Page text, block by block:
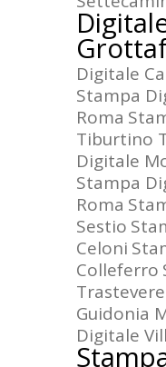
Digitale
Stampa
Roma
Tiburtino
Digitale
Stampa
Roma
Sestio
Celoni
Colleferro
Trastevere
Guidonia
Digitale